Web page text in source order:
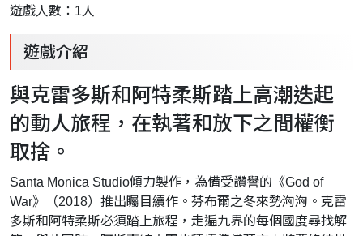
遊戲人數：1人
遊戲介紹
與克雷多斯和阿特柔斯踏上高潮迭起
的動人旅程，在執著和放下之間權衡
取捨。
Santa Monica Studio傾力製作，為備受讚譽的《God of
War》（2018）推出矚目續作。芬布爾之冬來勢洶洶。克雷
多斯和阿特柔斯必須踏上旅程，走遍九界的每個國度尋找解